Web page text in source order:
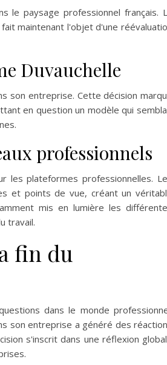
le paysage professionnel français.
maintenant l'objet d'une
Duvauchelle
son entreprise. Cette décision
en question un modèle qui
professionnels
les plateformes professionnelles.
et points de vue, créant un
mis en lumière les
travail.
fin du
dans le monde
son entreprise a généré des
s'inscrit dans une réflexion